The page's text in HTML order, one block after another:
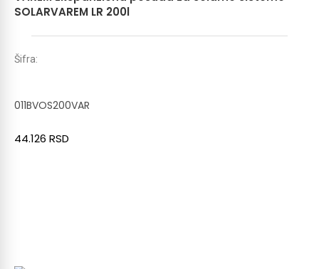
SOLARVAREM LR 200l
Šifra:
011BVOS200VAR
44.126 RSD